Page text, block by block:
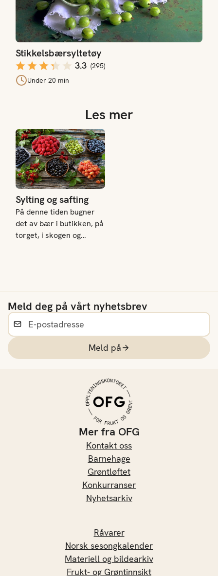
Stikkelsbærsyltetøy
3.3 (295)
Under 20 min
Les mer
Sylting og safting
På denne tiden bugner
det av bær i butikken, på
torget, i skogen og
eget syltetøy, saft og
gele. Det er så godt og
Lager du mye så har du
super vertinnegave. Har
du ikke tid til å sylte og
Sylting og safting
Meld deg på vårt nyhetsbrev
Meld på
Mer fra OFG
Kontakt oss
Barnehage
Grøntløftet
Konkurranser
Nyhetsarkiv
Råvarer
Norsk sesongkalender
Materiell og bildearkiv
Frukt- og Grøntinnsikt